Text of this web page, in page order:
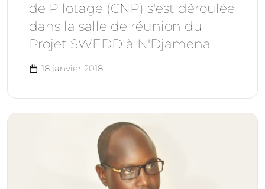
de Pilotage (CNP) s'est déroulée
dans la salle de réunion du
Projet SWEDD à N'Djamena
18 janvier 2018